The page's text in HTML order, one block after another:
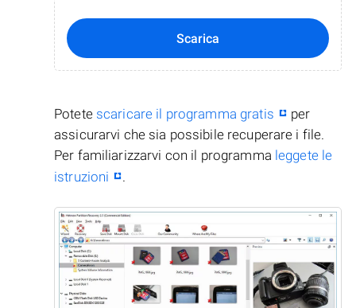
Scarica
Potete scaricare il programma gratis
per
assicurarvi che sia possibile recuperare i file.
Per familiarizzarvi con il programma leggete le
istruzioni
.